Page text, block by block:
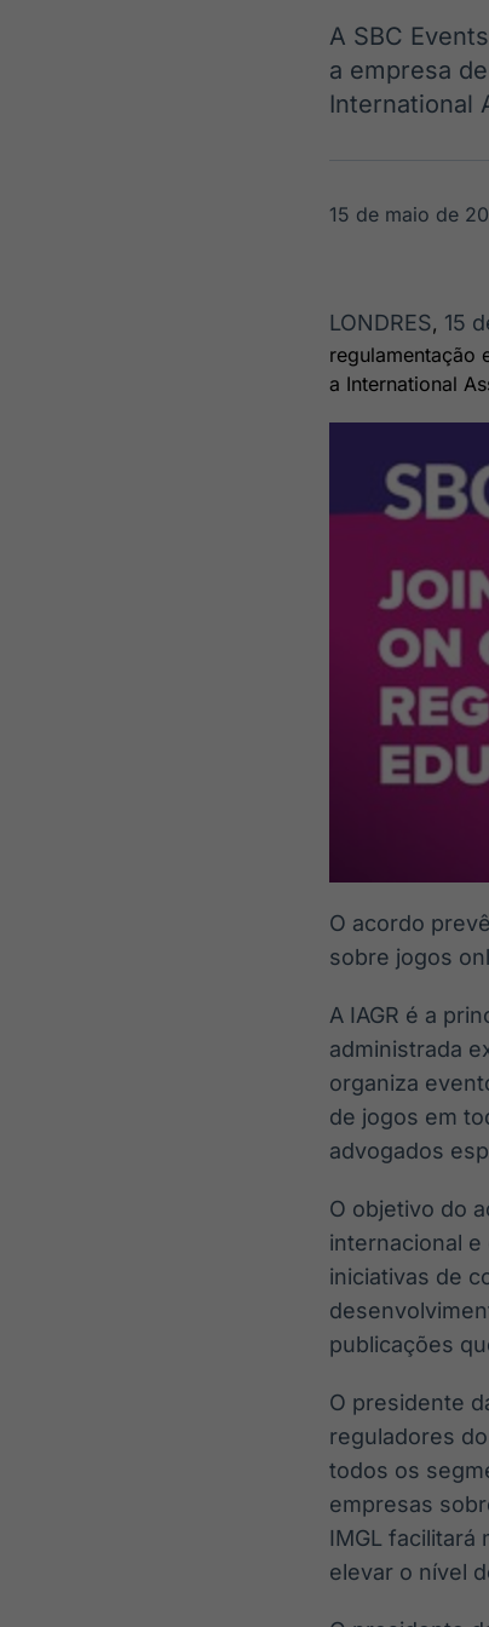
Plataforma para
negociação de
ativos
APIs para
integração
dados
no Brasil
A SBC
a empresa
International
15 de maio de
LONDRES, 15
regulamentação
a International
O acordo
sobre jogos
A IAGR é a
administrada
organiza
de jogos em
advogados
O objetivo do
internacional
iniciativas de
publicações
O presidente
reguladores
todos os
empresas
IMGL facilitará
elevar o nível